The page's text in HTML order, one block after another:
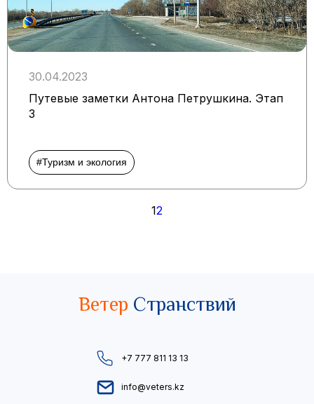
30.04.2023
Путевые заметки Антона Петрушкина. Этап
3
#Туризм и экология
12
Ветер Странствий
+7 777 811 13 13
info@veters.kz